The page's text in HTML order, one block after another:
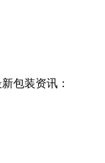
包装资讯：